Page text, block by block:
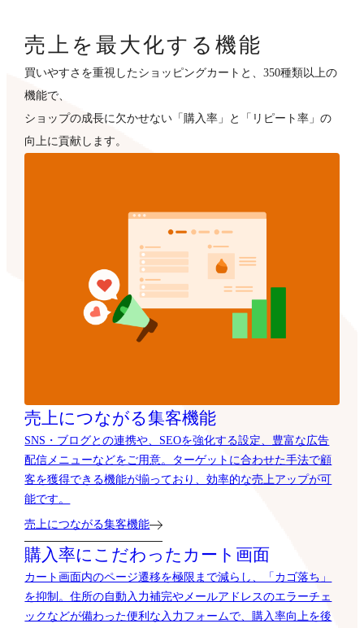
売上を最大化する機能
買いやすさを重視したショッピングカートと、350種類以上の
機能で、
ショップの成長に欠かせない「購入率」と「リピート率」の
向上に貢献します。
売上につながる集客機能
SNS・ブログとの連携や、SEOを強化する設定、豊富な広告
配信メニューなどをご用意。ターゲットに合わせた手法で顧
客を獲得できる機能が揃っており、効率的な売上アップが可
能です。
売上につながる集客機能
購入率にこだわったカート画面
カート画面内のページ遷移を極限まで減らし、「カゴ落ち」
を抑制。住所の自動入力補完やメールアドレスのエラーチェ
ックなどが備わった便利な入力フォームで、購入率向上を後